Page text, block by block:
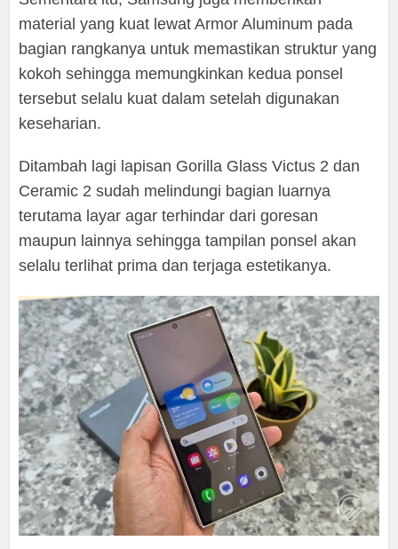
material yang kuat lewat Armor Aluminum pada
bagian rangkanya untuk memastikan struktur yang
kokoh sehingga memungkinkan kedua ponsel
tersebut selalu kuat dalam setelah digunakan
keseharian.
Ditambah lagi lapisan Gorilla Glass Victus 2 dan
Ceramic 2 sudah melindungi bagian luarnya
terutama layar agar terhindar dari goresan
maupun lainnya sehingga tampilan ponsel akan
selalu terlihat prima dan terjaga estetikanya.